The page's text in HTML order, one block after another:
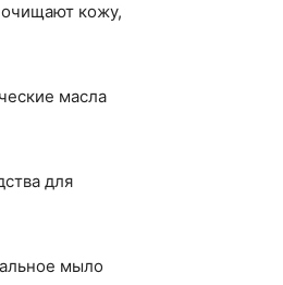
очищают кожу,
масла
для
мыло